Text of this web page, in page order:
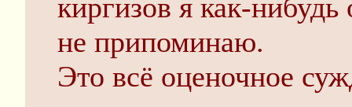
киргизов я как-
не припоминаю.
Это всё оценочное